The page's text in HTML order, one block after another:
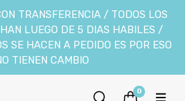
TRANSFERENCIA / TODOS LOS
LUEGO DE 5 DIAS HABILES /
SE HACEN A PEDIDO ES POR ESO
TIENEN CAMBIO
0